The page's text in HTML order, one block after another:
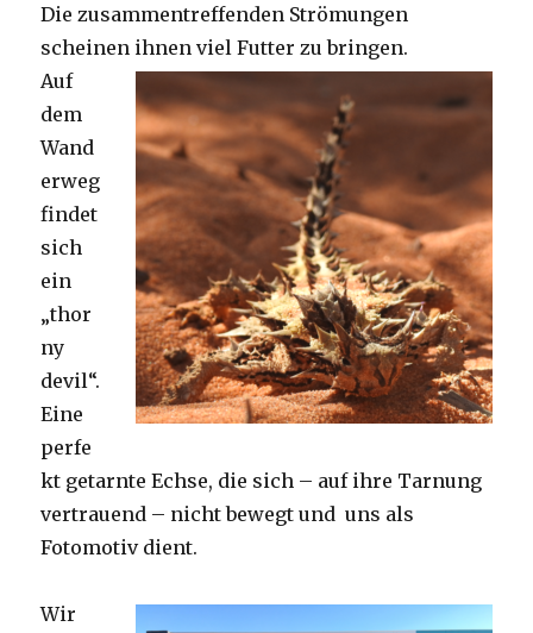
Die zusammentreffenden Strömungen
scheinen ihnen viel Futter zu bringen.
Auf
dem
Wand
erweg
findet
sich
ein
„thor
ny
devil“.
Eine
perfe
kt getarnte Echse, die sich – auf ihre Tarnung
vertrauend – nicht bewegt und uns als
Fotomotiv dient.
Wir